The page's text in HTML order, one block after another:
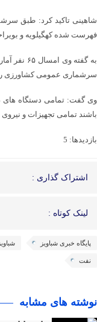
فهرست شده کهگیلویه و بویراحمد حدود ۶۶ هزار و ۶۰۰
سرشماری عمومی کشاورزی
وی گفت: تمامی دستگاه های
باشند تمامی تجهیزات و
بازدیدها: 5
اشتراک گذاری :
لینک کوتاه :
پایگاه خبری شباویز شباویز
نفت
نوشته های مشابه